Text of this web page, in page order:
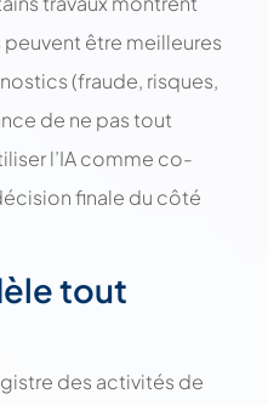
peuvent être meilleures
(fraude, risques,
de ne pas tout
l’IA comme co-
finale du côté
tout
des activités de